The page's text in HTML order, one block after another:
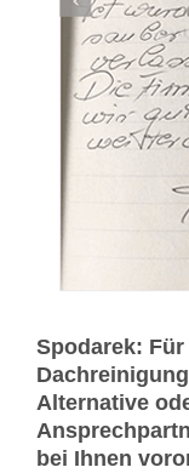
Spodarek:
Alternative
bei Ihnen